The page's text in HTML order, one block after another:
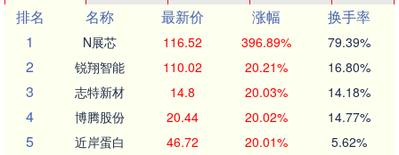
排名
名称 最新价 涨幅
换手率
1
N展芯 116.52 396.89% 79.39%
2 锐翔智能 110.02 20.21% 16.80%
3 志特新材 14.8 20.03% 14.18%
4 博腾股份 20.44 20.02% 14.77%
5 近岸蛋白 46.72 20.01% 5.62%